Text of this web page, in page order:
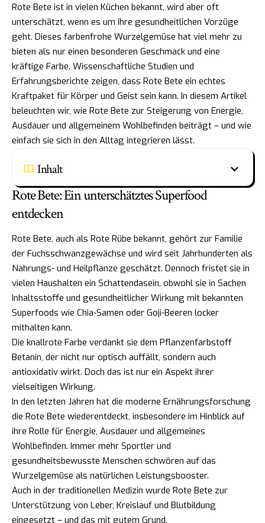
Rote Bete ist in vielen Küchen bekannt, wird aber oft
unterschätzt, wenn es um ihre gesundheitlichen Vorzüge
geht. Dieses farbenfrohe Wurzelgemüse hat viel mehr zu
bieten als nur einen besonderen Geschmack und eine
kräftige Farbe. Wissenschaftliche Studien und
Erfahrungsberichte zeigen, dass Rote Bete ein echtes
Kraftpaket für Körper und Geist sein kann. In diesem Artikel
beleuchten wir, wie Rote Bete zur Steigerung von Energie,
Ausdauer und allgemeinem Wohlbefinden beiträgt – und wie
einfach sie sich in den Alltag integrieren lässt.
Inhalt
Rote Bete: Ein unterschätztes Superfood
entdecken
Rote Bete, auch als Rote Rübe bekannt, gehört zur Familie
der Fuchsschwanzgewächse und wird seit Jahrhunderten als
Nahrungs- und Heilpflanze geschätzt. Dennoch fristet sie in
vielen Haushalten ein Schattendasein, obwohl sie in Sachen
Inhaltsstoffe und gesundheitlicher Wirkung mit bekannten
Superfoods wie Chia-Samen oder Goji-Beeren locker
mithalten kann.
Die knallrote Farbe verdankt sie dem Pflanzenfarbstoff
Betanin, der nicht nur optisch auffällt, sondern auch
antioxidativ wirkt. Doch das ist nur ein Aspekt ihrer
vielseitigen Wirkung.
In den letzten Jahren hat die moderne Ernährungsforschung
die Rote Bete wiederentdeckt, insbesondere im Hinblick auf
ihre Rolle für Energie, Ausdauer und allgemeines
Wohlbefinden. Immer mehr Sportler und
gesundheitsbewusste Menschen schwören auf das
Wurzelgemüse als natürlichen Leistungsbooster.
Auch in der traditionellen Medizin wurde Rote Bete zur
Unterstützung von Leber, Kreislauf und Blutbildung
eingesetzt – und das mit gutem Grund.